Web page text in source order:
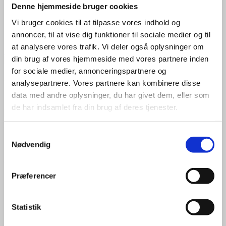
Denne hjemmeside bruger cookies
Vi bruger cookies til at tilpasse vores indhold og
annoncer, til at vise dig funktioner til sociale medier og til
at analysere vores trafik. Vi deler også oplysninger om
din brug af vores hjemmeside med vores partnere inden
for sociale medier, annonceringspartnere og
analysepartnere. Vores partnere kan kombinere disse
data med andre oplysninger, du har givet dem, eller som
de har indsamlet fra din brug af deres tjenester.
Nødvendig
Præferencer
Statistik
Elektrogalvaniseret
Pulverlakeret
Med libelle for nem installation
Til produkt
19 dB(A)
+
Luft til luft varmepumpe 100 m²
Energimærke A+++
Maks. varmeeffekt på 7,9 kW